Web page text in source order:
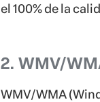
el 100% de la
2. WMV/
WMV/WMA